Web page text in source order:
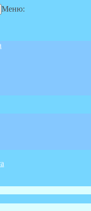
Меню: